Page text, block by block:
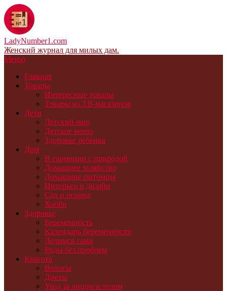
LadyNumber1.com
Женский журнал для милых дам.
Меню
Главная
Товары
Интересные товары
Товары из ТВ-магазинов
Дети
Детский мир
Детское меню
Здоровье ребенка
Дом
В гармонии с природой
Домашнее хозяйство
Домашние питомцы
Интерьер и дизайн
Сад и огород
Хобби
Здоровье
Беременность
Календарь беременности
Лечимся сами
Роды без проблем
Красота
Волосы
Диеты
Уход за лицом и телом